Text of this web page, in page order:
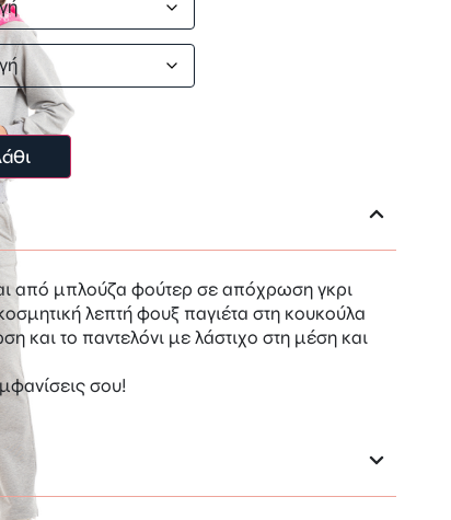
από μπλούζα φούτερ σε απόχρωση γκρι
λεπτή φουξ παγιέτα στη κουκούλα
και το παντελόνι με λάστιχο στη μέση και
σου!